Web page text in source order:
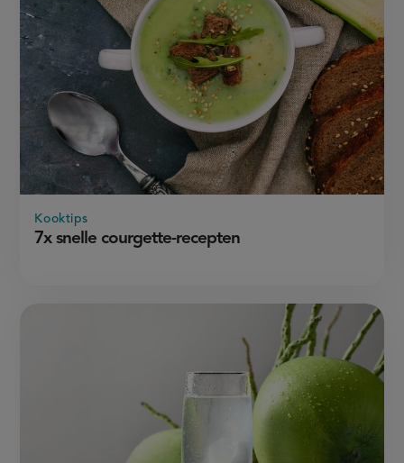
7x snelle courgette-recepten
Kooktips